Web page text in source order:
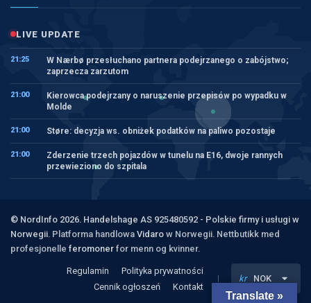
LIVE UPDATE
21:25
W Nærbø przesłuchano partnera podejrzanego o zabójstwo;
zaprzecza zarzutom
21:00
Kierowca podejrzany o naruszenie przepisów po wypadku w
Molde
21:00 Støre: decyzja ws. obniżek podatków na paliwo pozostaje
21:00
Zderzenie trzech pojazdów w tunelu na E16, dwoje rannych
przewieziono do szpitala
© NordInfo 2026. Handelshage AS 925480592 - Polskie firmy i usługi w
Norwegii. Platforma handlowa Vidaro w Norwegii. Nettbutikk med
profesjonelle feromoner for menn og kvinner.
Regulamin
Polityka prywatności
Cennik ogłoszeń
Kontakt
kr NOK
Translate »